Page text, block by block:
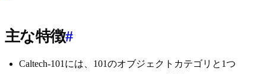
主な特徴#
Caltech-101には、101のオブジェクトカテゴリと1つ